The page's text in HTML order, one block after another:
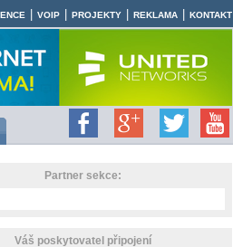
VOIP PROJEKTY REKLAMA KONTAKT
Partner sekce:
Váš poskytovatel připojení